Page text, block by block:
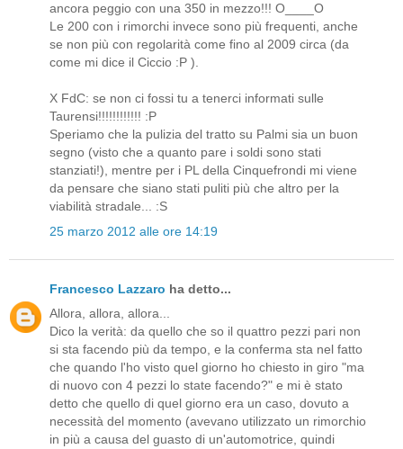
ancora peggio con una 350 in mezzo!!! O____O
Le 200 con i rimorchi invece sono più frequenti, anche
se non più con regolarità come fino al 2009 circa (da
come mi dice il Ciccio :P ).
X FdC: se non ci fossi tu a tenerci informati sulle
Taurensi!!!!!!!!!!!! :P
Speriamo che la pulizia del tratto su Palmi sia un buon
segno (visto che a quanto pare i soldi sono stati
stanziati!), mentre per i PL della Cinquefrondi mi viene
da pensare che siano stati puliti più che altro per la
viabilità stradale... :S
25 marzo 2012 alle ore 14:19
Francesco Lazzaro ha detto...
Allora, allora, allora...
Dico la verità: da quello che so il quattro pezzi pari non
si sta facendo più da tempo, e la conferma sta nel fatto
che quando l'ho visto quel giorno ho chiesto in giro "ma
di nuovo con 4 pezzi lo state facendo?" e mi è stato
detto che quello di quel giorno era un caso, dovuto a
necessità del momento (avevano utilizzato un rimorchio
in più a causa del guasto di un'automotrice, quindi